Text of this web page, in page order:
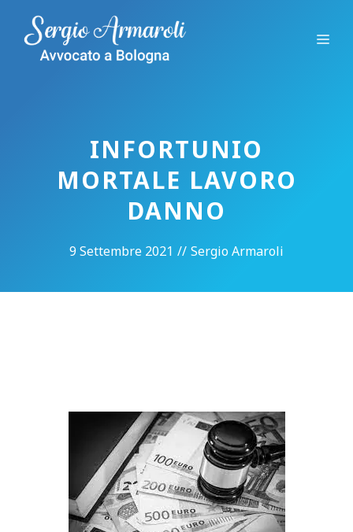
contenuto
INFORTUNIO
MORTALE LAVORO
DANNO
9 Settembre 2021 // Sergio Armaroli